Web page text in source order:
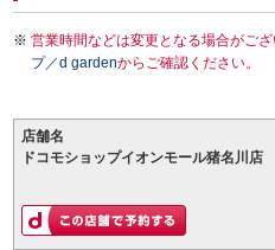
営業時間などは変更となる場合がご
プ／d gardenからご確認ください。
店舗名
ドコモショップイオンモール猪名川店